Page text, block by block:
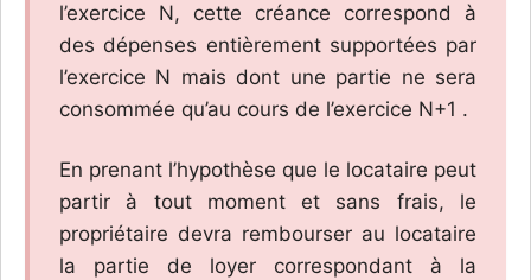
l’exercice N, cette créance correspond à
des dépenses entièrement supportées par
l’exercice N mais dont une partie ne sera
consommée qu’au cours de l’exercice N+1 .
En prenant l’hypothèse que le locataire peut
partir à tout moment et sans frais, le
propriétaire devra rembourser au locataire
la partie de loyer correspondant à la